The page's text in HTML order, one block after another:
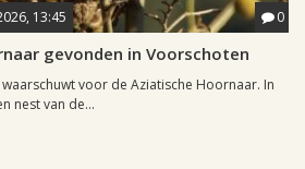
13:45 0
gevonden in Voorschoten
voor de Aziatische Hoornaar. In
nest van de...